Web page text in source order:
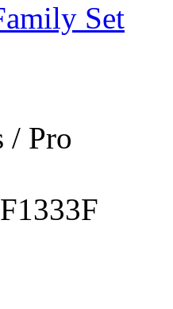
Set
/ Pro